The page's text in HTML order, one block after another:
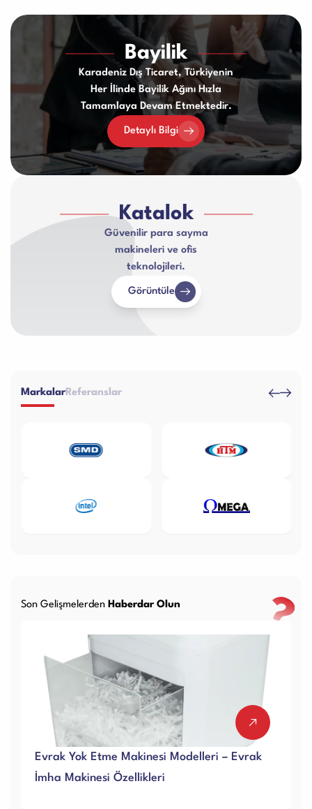
Bayilik
Karadeniz Dış Ticaret, Türkiyenin
Her İlinde Bayilik Ağını Hızla
Tamamlaya Devam Etmektedir.
Detaylı Bilgi
Katalok
Güvenilir para sayma
makineleri ve ofis
teknolojileri.
Görüntüle
MarkalarReferanslar
Son Gelişmelerden Haberdar Olun
Evrak Yok Etme Makinesi Modelleri – Evrak
İmha Makinesi Özellikleri